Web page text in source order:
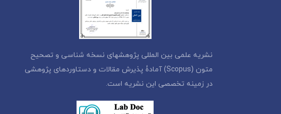
نشریه علمی بین المللی پژوهشهای نسخه شناسی و تصحیح
متون (Scopus) آمادۀ پذیرش مقالات و دستاوردهای پژوهشی
در زمینه تخصصی این نشریه است.